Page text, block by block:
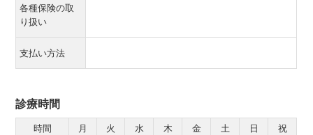
各種保険の取
り扱い
支払い方法
診療時間
時間 月 火 水 木 金 土 日
祝